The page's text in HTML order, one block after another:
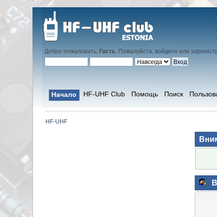
Добро пожаловать, Гость. Пожалуйста, войдите или
Начало HF-UHF Club Помощь Поиск
HF-UHF